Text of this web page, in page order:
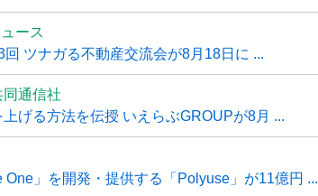
ース
ツナガる不動産交流会が8月18日に ...
通信社
げる方法を伝授 いえらぶGROUPが8月 ...
」を開発・提供する「Polyuse」が11億円 ...